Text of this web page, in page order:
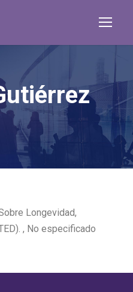
Longevidad,
, No especificado